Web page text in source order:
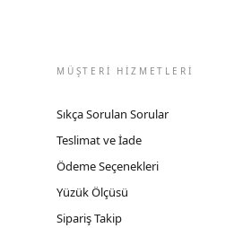
MÜŞTERİ HİZMETLERİ
Sıkça Sorulan Sorular
Teslimat ve İade
Ödeme Seçenekleri
Yüzük Ölçüsü
Sipariş Takip